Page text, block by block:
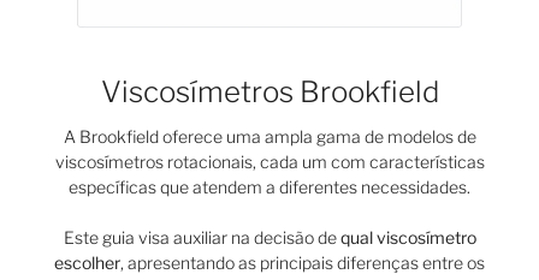
Viscosímetros Brookfield
A Brookfield oferece uma ampla gama de modelos de
viscosímetros rotacionais, cada um com características
específicas que atendem a diferentes necessidades.
Este guia visa auxiliar na decisão dequal viscosímetro
escolher, apresentando as principais diferenças entre os